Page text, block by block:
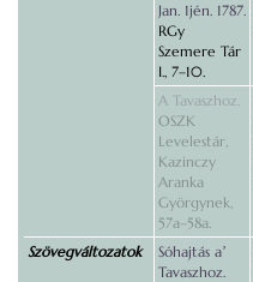
Jan. 1jén. 1787.
RGy
Szemere Tár
I., 7–10.
A Tavaszhoz.
OSZK
Levelestár,
Kazinczy
Aranka
Györgynek,
57a–58a.
Szövegváltozatok
Sóhajtás aʼ
Tavaszhoz.